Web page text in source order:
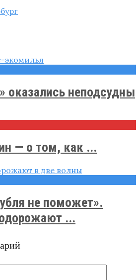
оказались неподсудны
— о том, как ...
не поможет».
...